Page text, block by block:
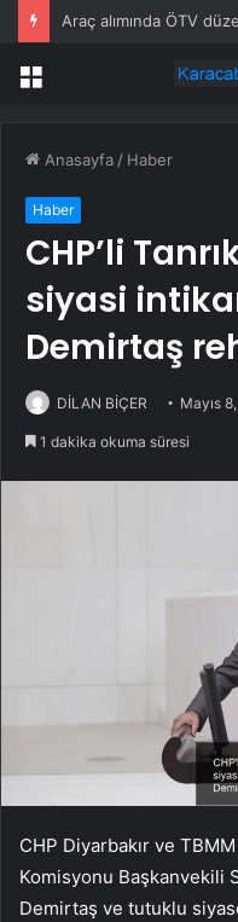
Menü
Anasayfa / Haber
Haber
CHP’li
siyasi
Demirtaş
DİLAN BİÇER Mayıs
1 dakika okuma süresi
CHP Diyarbakır ve
Komisyonu Başkanvekili
Demirtaş ve tutuklu